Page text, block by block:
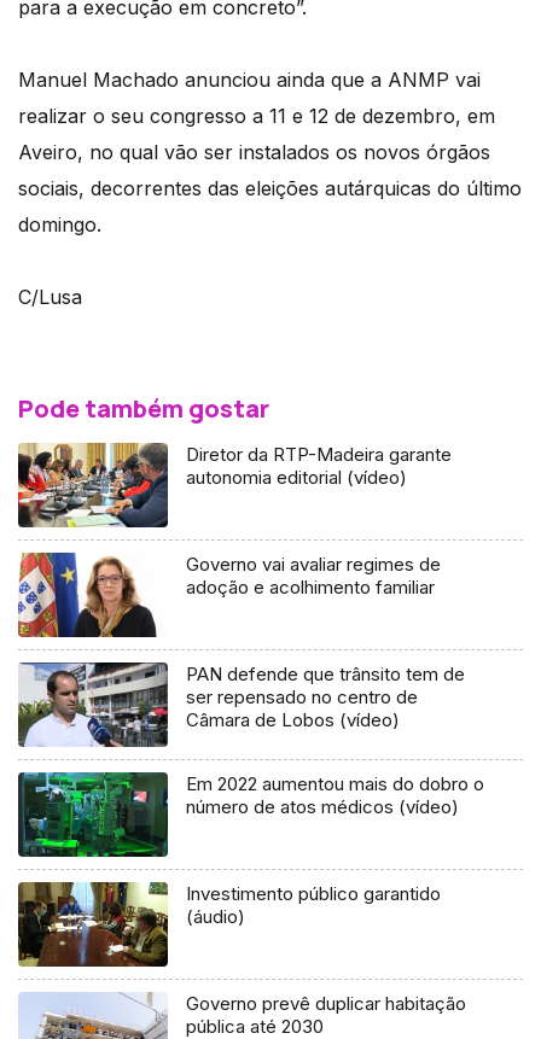
para a execução em concreto”.
Manuel Machado anunciou ainda que a ANMP vai
realizar o seu congresso a 11 e 12 de dezembro, em
Aveiro, no qual vão ser instalados os novos órgãos
sociais, decorrentes das eleições autárquicas do último
domingo.
C/Lusa
Pode também gostar
Diretor da RTP-Madeira garante
autonomia editorial (vídeo)
Governo vai avaliar regimes de
adoção e acolhimento familiar
PAN defende que trânsito tem de
ser repensado no centro de
Câmara de Lobos (vídeo)
Em 2022 aumentou mais do dobro o
número de atos médicos (vídeo)
Investimento público garantido
(áudio)
Governo prevê duplicar habitação
pública até 2030